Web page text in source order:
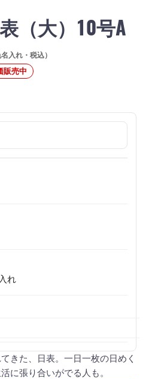
（大）10号A
入れ・税込）
販売中
れ
きた、日表。一日一枚の日めく
に張り合いがでる人も。